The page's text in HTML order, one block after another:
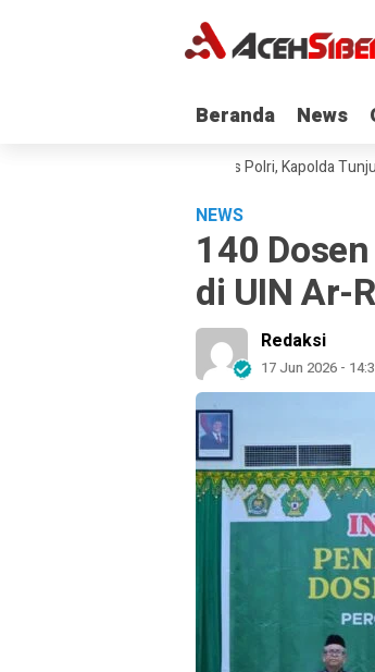
Beranda News
Beranda News
Kirana Diperiksa Mabes Polri, Kapolda Tunjuk Kabid
NEWS
140
di UIN Ar-
Redaksi
17 Jun 2026 -